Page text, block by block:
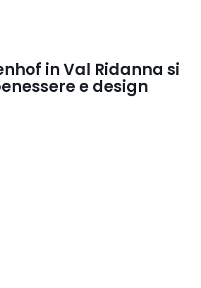
in Val Ridanna si
e design